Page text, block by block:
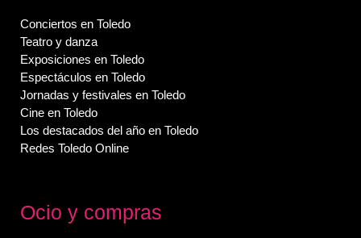
Conciertos en Toledo
Teatro y danza
Exposiciones en Toledo
Espectáculos en Toledo
Jornadas y festivales en Toledo
Cine en Toledo
Los destacados del año en Toledo
Redes Toledo Online
Ocio y compras